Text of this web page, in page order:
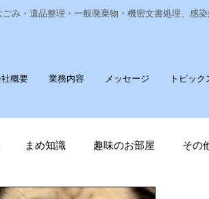
み・遺品整理・一般廃棄物・機密文書処理、感
概要 業務内容 メッセージ トピック
まめ知識 趣味のお部屋 その